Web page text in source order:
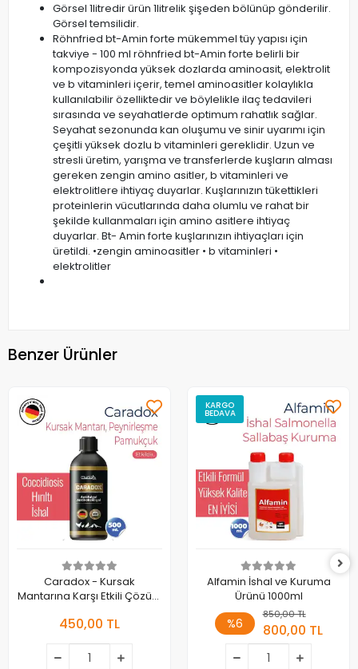
Görsel 1litredir ürün 1litrelik şişeden bölünüp gönderilir.
Görsel temsilidir.
Röhnfried bt-Amin forte mükemmel tüy yapısı için
takviye - 100 ml röhnfried bt-Amin forte belirli bir
kompozisyonda yüksek dozlarda aminoasit, elektrolit
ve b vitaminleri içerir, temel aminoasitler kolaylıkla
kullanılabilir özelliktedir ve böylelikle ilaç tedavileri
sırasında ve seyahatlerde optimum rahatlık sağlar.
Seyahat sezonunda kan oluşumu ve sinir uyarımı için
çeşitli yüksek dozlu b vitaminleri gereklidir. Uzun ve
stresli üretim, yarışma ve transferlerde kuşların alması
gereken zengin amino asitler, b vitaminleri ve
elektrolitlere ihtiyaç duyarlar. Kuşlarınızın tükettikleri
proteinlerin vücutlarında daha olumlu ve rahat bir
şekilde kullanmaları için amino asitlere ihtiyaç
duyarlar. Bt- Amin forte kuşlarınızın ihtiyaçları için
üretildi. •zengin aminoasitler • b vitaminleri •
elektrolitler
Benzer Ürünler
Caradox - Kursak
Mantarına Karşı Etkili Çözüm
Önleyici
450,00 TL
KARGO
BEDAVA
Alfamin İshal ve Kuruma
Ürünü 1000ml
%6
850,00 TL
800,00 TL